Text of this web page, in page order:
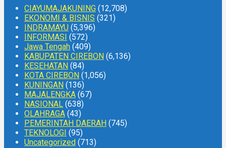
CIAYUMAJAKUNING (12,708)
EKONOMI & BISNIS (321)
INDRAMAYU (5,396)
INFORMASI (572)
Jawa Tengah (409)
KABUPATEN CIREBON (6,136)
KESEHATAN (84)
KOTA CIREBON (1,056)
KUNINGAN (136)
MAJALENGKA (67)
NASIONAL (638)
OLAHRAGA (43)
PEMERINTAH DAERAH (745)
TEKNOLOGI (95)
Uncategorized (713)